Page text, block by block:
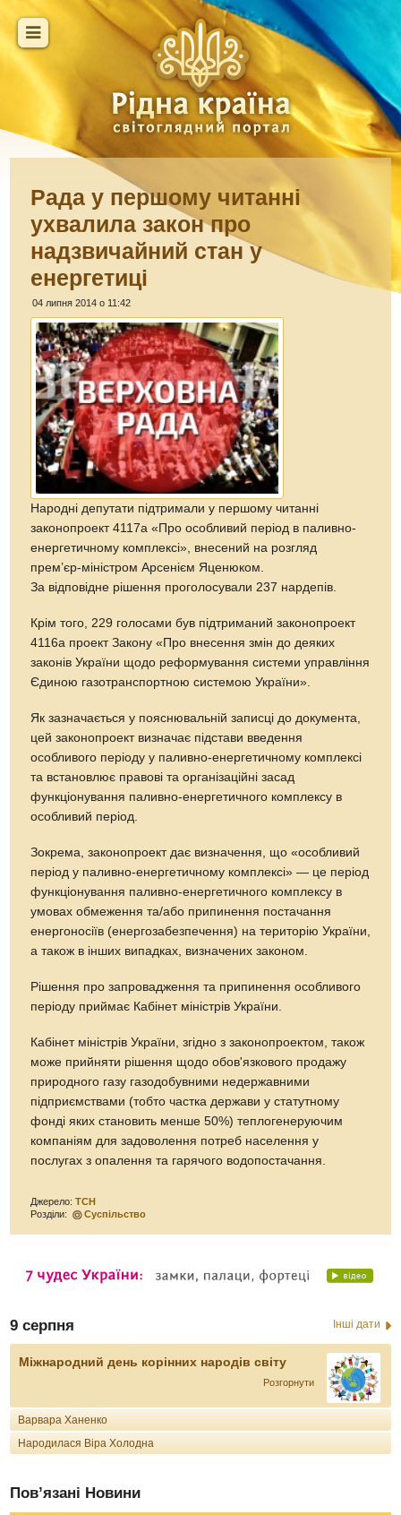
Рада у першому читанні
ухвалила закон про
надзвичайний стан у
енергетиці
04 липня 2014 о 11:42
Народні депутати підтримали у першому читанні
законопроект 4117а «Про особливий період в паливно-
енергетичному комплексі», внесений на розгляд
прем’єр-міністром Арсенієм Яценюком.
За відповідне рішення проголосували 237 нардепів.
Крім того, 229 голосами був підтриманий законопроект
4116а проект Закону «Про внесення змін до деяких
законів України щодо реформування системи управління
Єдиною газотранспортною системою України».
Як зазначається у пояснювальній записці до документа,
цей законопроект визначає підстави введення
особливого періоду у паливно-енергетичному комплексі
та встановлює правові та організаційні засад
функціонування паливно-енергетичного комплексу в
особливий період.
Зокрема, законопроект дає визначення, що «особливий
період у паливно-енергетичному комплексі» — це період
функціонування паливно-енергетичного комплексу в
умовах обмеження та/або припинення постачання
енергоносіїв (енергозабезпечення) на територію України,
а також в інших випадках, визначених законом.
Рішення про запровадження та припинення особливого
періоду приймає Кабінет міністрів України.
Кабінет міністрів України, згідно з законопроектом, також
може прийняти рішення щодо обов'язкового продажу
природного газу газодобувними недержавними
підприємствами (тобто частка держави у статутному
фонді яких становить менше 50%) теплогенеруючим
компаніям для задоволення потреб населення у
послугах з опалення та гарячого водопостачання.
Джерело:ТСН
Розділи:
Суспільство
9 серпня Інші дати
Міжнародний день корінних народів світу
Розгорнути
Варвара Ханенко
Народилася Віра Холодна
Пов’язані Новини